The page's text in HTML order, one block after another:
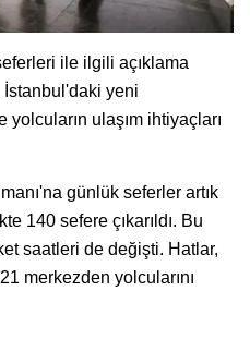
ile ilgili açıklama
İstanbul'daki yeni
yolcuların ulaşım ihtiyaçları
günlük seferler artık
140 sefere çıkarıldı. Bu
saatleri de değişti. Hatlar,
merkezden yolcularını